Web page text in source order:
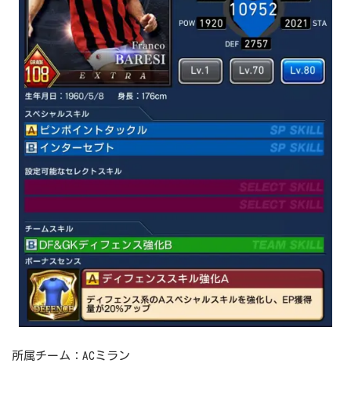
所属チーム：ACミラン